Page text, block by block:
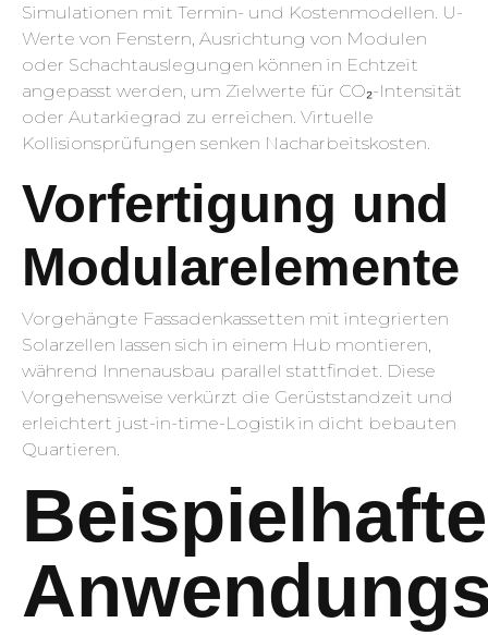
Simulationen mit Termin- und Kostenmodellen. U-
Werte von Fenstern, Ausrichtung von Modulen
oder Schachtauslegungen können in Echtzeit
angepasst werden, um Zielwerte für CO₂-Intensität
oder Autarkiegrad zu erreichen. Virtuelle
Kollisionsprüfungen senken Nacharbeitskosten.
Vorfertigung und
Modularelemente
Vorgehängte Fassadenkassetten mit integrierten
Solarzellen lassen sich in einem Hub montieren,
während Innenausbau parallel stattfindet. Diese
Vorgehensweise verkürzt die Gerüststandzeit und
erleichtert just-in-time-Logistik in dicht bebauten
Quartieren.
Beispielhafte